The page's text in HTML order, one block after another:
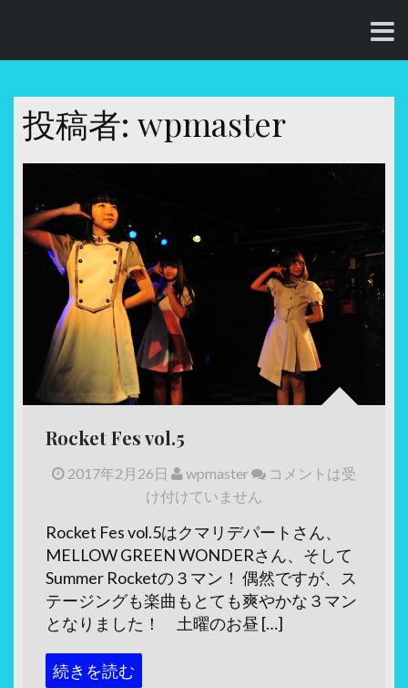
テ
ツ 投稿者: wpmaster
Rocket Fes vol.5
2017年2月26日 wpmaster
コメントは受
け付けていません
Rocket Fes vol.5はクマリデパートさん、
MELLOW GREEN WONDERさん、そして
Summer Rocketの３マン！ 偶然ですが、ス
テージングも楽曲もとても爽やかな３マン
となりました！ 土曜のお昼 […]
続きを読む